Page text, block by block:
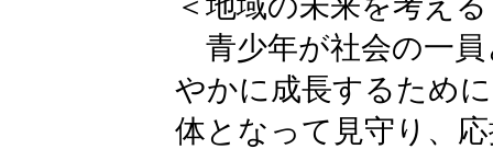
青少年が社会の一員
やかに成長するため
体となって見守り、